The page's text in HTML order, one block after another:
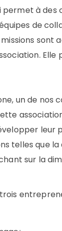
à des
de
un de nos
leur
telles que la
sur la